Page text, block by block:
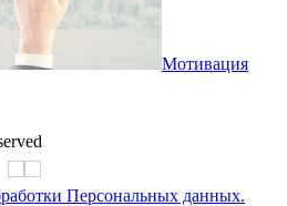
Мотивация
Персональных данных.